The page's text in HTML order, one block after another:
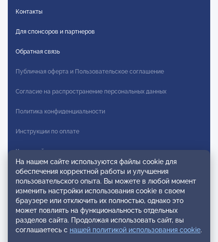
Контакты
Для спонсоров и партнеров
Обратная связь
Публичная оферта и Пользовательское соглашение
Согласие на распространение персональных данных
Политика конфиденциальности
Инструкции по оплате
Карта сайта
Правила комментирования
Осторожно мошенники
© 2026 ОППЛ. Все права защищены. Использование материалов
разрешено только при использовании активной ссылки на
источник.
На нашем сайте используются файлы cookie для
обеспечения корректной работы и улучшения
пользовательского опыта. Вы можете в любой момент
изменить настройки использования cookie в своем
браузере или отключить их полностью, однако это
может повлиять на функциональность отдельных
разделов сайта. Продолжая использовать сайт, вы
соглашаетесь с нашей политикой использования cookie.